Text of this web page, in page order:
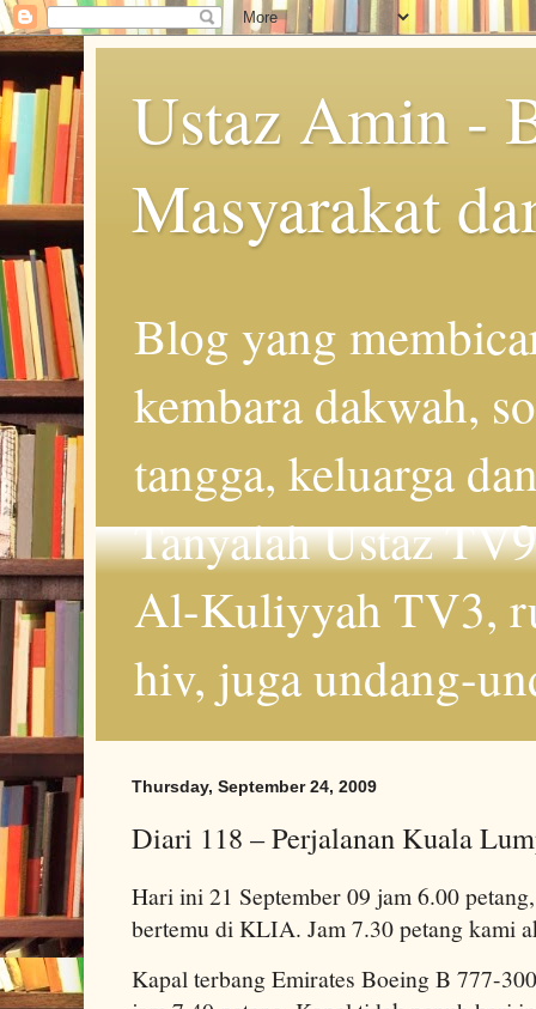
Ustaz Amin -
Masyarakat
Blog yang
kembara dakwah,
tangga, keluarga
Tanyalah Ustaz
Al-Kuliyyah TV3,
hiv, juga undang-
Thursday, September 24, 2009
Diari 118 – Perjalanan Kuala
Hari ini 21 September 09 jam 6.00
bertemu di KLIA. Jam 7.30 petang kami
Kapal terbang Emirates Boeing B 777-